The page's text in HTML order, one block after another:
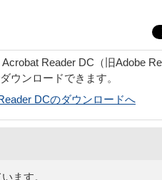
Reader DC（旧Adobe
ウンロードできます。
DCのダウンロードへ
ます。